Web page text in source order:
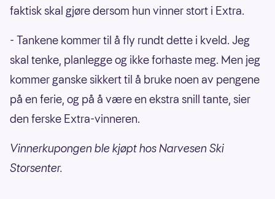
faktisk skal gjøre dersom hun vinner stort i Extra.
- Tankene kommer til å fly rundt dette i kveld. Jeg
skal tenke, planlegge og ikke forhaste meg. Men jeg
kommer ganske sikkert til å bruke noen av pengene
på en ferie, og på å være en ekstra snill tante, sier
den ferske Extra-vinneren.
Vinnerkupongen ble kjøpt hos Narvesen Ski
Storsenter.